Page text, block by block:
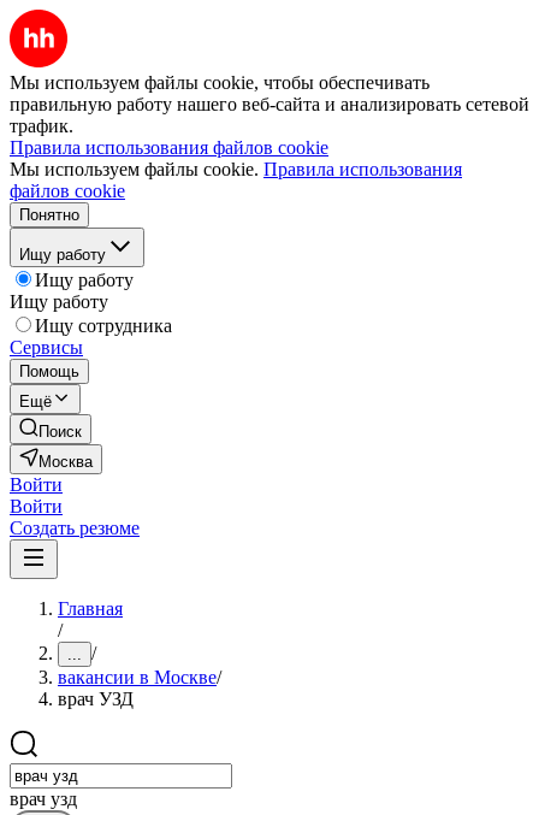
Мы используем файлы cookie, чтобы обеспечивать
правильную работу нашего веб-сайта и анализировать сетевой
трафик.
Правила использования файлов cookie
Мы используем файлы cookie. Правила использования
файлов cookie
Понятно
Ищу работу
Ищу работу
Ищу работу
Ищу сотрудника
Сервисы
Помощь
Ещё
Поиск
Москва
Войти
Войти
Создать резюме
Главная
/
... /
вакансии в Москве/
врач УЗД
врач узд